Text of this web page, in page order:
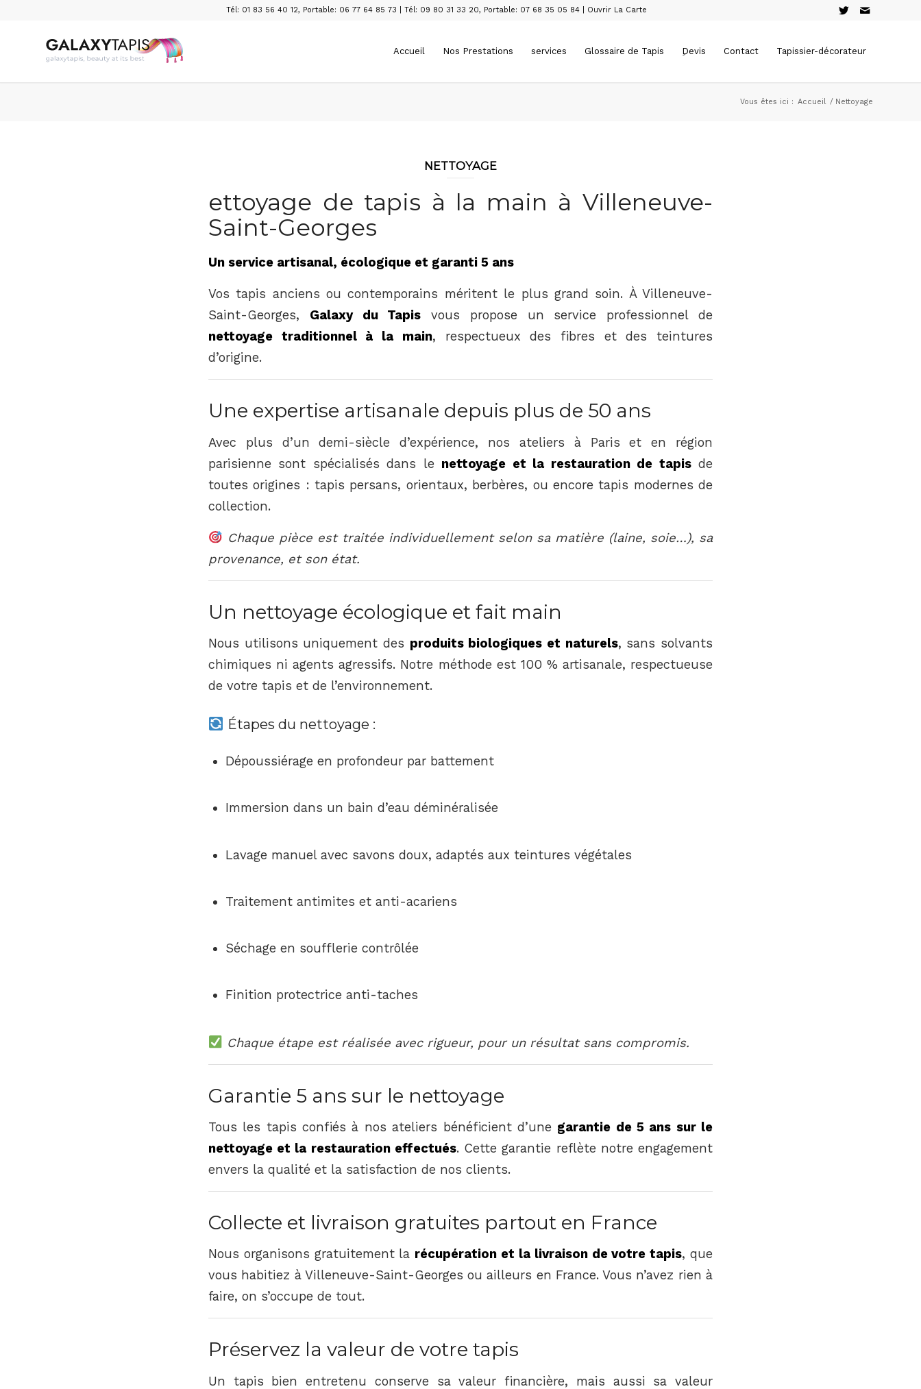
Tél: 01 83 56 40 12, Portable: 06 77 64 85 73 Tél: 09 80 31 33 20, Portable: 07 68 35 05 84| Ouvrir La Carte
Accueil Nos Prestations services Glossaire de Tapis ِDevis Contact Tapissier-décorateur
Vous êtes ici : Accueil / Nettoyage
NETTOYAGE
ettoyage de tapis à la main à Villeneuve-
Saint-Georges
Un service artisanal, écologique et garanti 5 ans
Vos tapis anciens ou contemporains méritent le plus grand soin. À Villeneuve-
Saint-Georges, Galaxy du Tapis vous propose un service professionnel de
nettoyage traditionnel à la main, respectueux des fibres et des teintures
d’origine.
Une expertise artisanale depuis plus de 50 ans
Avec plus d’un demi-siècle d’expérience, nos ateliers à Paris et en région
parisienne sont spécialisés dans le nettoyage et la restauration de tapisde
toutes origines : tapis persans, orientaux, berbères, ou encore tapis modernes de
collection.
Chaque pièce est traitée individuellement selon sa matière (laine, soie…), sa
provenance, et son état.
Un nettoyage écologique et fait main
Nous utilisons uniquement des produits biologiques et naturels, sans solvants
chimiques ni agents agressifs. Notre méthode est 100 % artisanale, respectueuse
de votre tapis et de l’environnement.
Étapes du nettoyage :
Dépoussiérage en profondeur par battement
Immersion dans un bain d’eau déminéralisée
Lavage manuel avec savons doux, adaptés aux teintures végétales
Traitement antimites et anti-acariens
Séchage en soufflerie contrôlée
Finition protectrice anti-taches
Chaque étape est réalisée avec rigueur, pour un résultat sans compromis.
Garantie 5 ans sur le nettoyage
Tous les tapis confiés à nos ateliers bénéficient d’une garantie de 5 ans sur le
nettoyage et la restauration effectués. Cette garantie reflète notre engagement
envers la qualité et la satisfaction de nos clients.
Collecte et livraison gratuites partout en France
Nous organisons gratuitement la récupération et la livraison de votre tapis, que
vous habitiez à Villeneuve-Saint-Georges ou ailleurs en France. Vous n’avez rien à
faire, on s’occupe de tout.
Préservez la valeur de votre tapis
Un tapis bien entretenu conserve sa valeur financière, mais aussi sa valeur